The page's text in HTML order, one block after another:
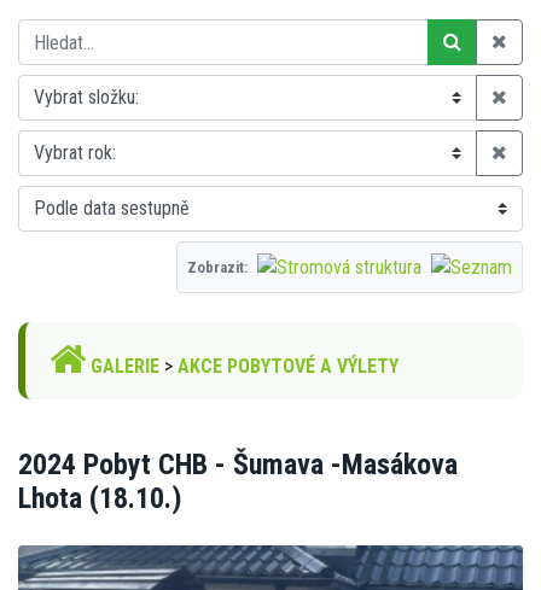
Zobrazit:
GALERIE > AKCE POBYTOVÉ A VÝLETY
2024 Pobyt CHB - Šumava -Masákova
Lhota (18.10.)